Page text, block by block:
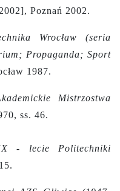
Poznań 2002.
Wrocław (seria
Propaganda; Sport
1987.
Mistrzostwa
ss. 46.
- lecie Politechniki